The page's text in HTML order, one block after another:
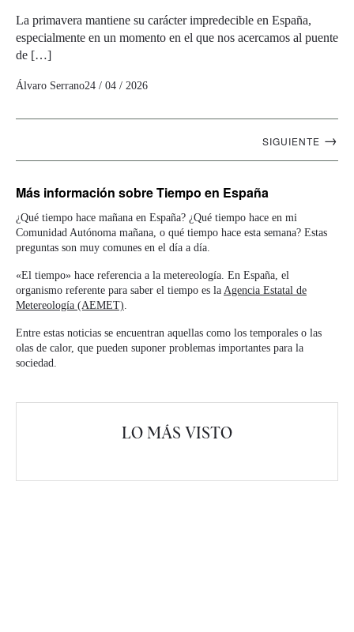
La primavera mantiene su carácter impredecible en España,
especialmente en un momento en el que nos acercamos al puente
de […]
Álvaro Serrano24 / 04 / 2026
SIGUIENTE →
Más información sobre Tiempo en España
¿Qué tiempo hace mañana en España? ¿Qué tiempo hace en mi
Comunidad Autónoma mañana, o qué tiempo hace esta semana? Estas
preguntas son muy comunes en el día a día.
«El tiempo» hace referencia a la metereología. En España, el
organismo referente para saber el tiempo es la Agencia Estatal de
Metereología (AEMET).
Entre estas noticias se encuentran aquellas como los temporales o las
olas de calor, que pueden suponer problemas importantes para la
sociedad.
LO MÁS VISTO